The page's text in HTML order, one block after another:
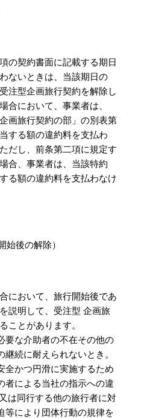
の契約書面に記載する期日
ないときは、当該期日の
注型企画旅行契約を解除し
合において、事業者は、
画旅行契約の部」の別表第
する額の違約料を支払わ
だし、前条第二項に規定す
合、事業者は、当該特約
る額の違約料を支払わなけ
始後の解除）
において、旅行開始後であ
説明して、受注型 企画旅
ことがあります。
要な介助者の不在その他の
継続に耐えられないとき。
全かつ円滑に実施するため
者による当社の指示への違
は同行する他の旅行者に対
等により団体行動の規律を